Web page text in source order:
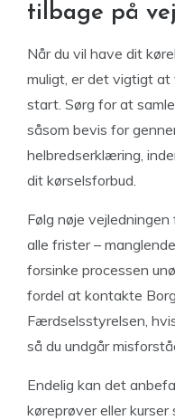
tilbage på
Når du vil have dit
muligt, er det vigtigt
start. Sørg for at
såsom bevis for
helbredserklæring,
dit kørselsforbud.
Følg nøje
alle frister –
forsinke processen
fordel at kontakte
Færdselsstyrelsen,
så du undgår
Endelig kan det
køreprøver eller kurser